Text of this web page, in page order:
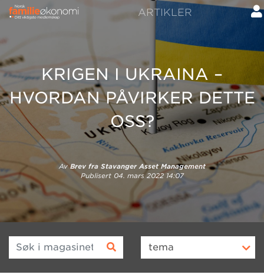
ARTIKLER
KRIGEN I UKRAINA –
HVORDAN PÅVIRKER DETTE
OSS?
AvBrev fra Stavanger Asset Management
Publisert 04. mars 2022 14:07
Søk i magasinet tema